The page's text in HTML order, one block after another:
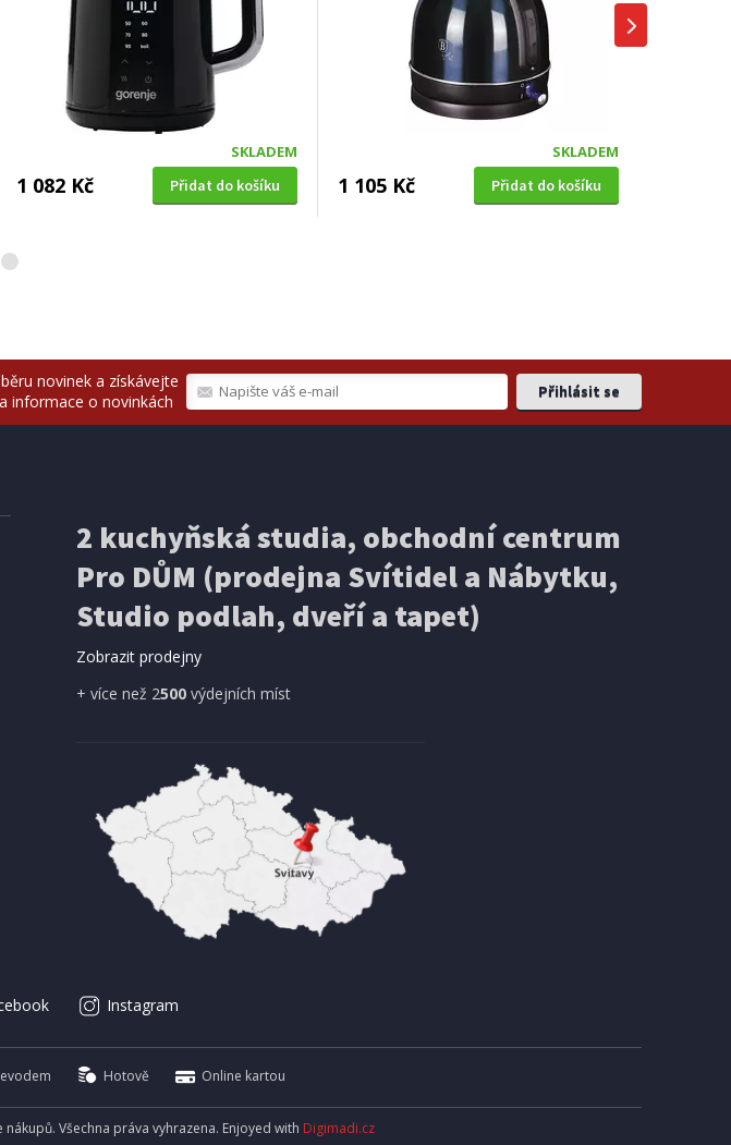
SKLADEM
1 082 Kč Přidat do košíku
SKLADEM
1 105 Kč Přidat do košíku
novinek a získávejte
informace o novinkách
2 kuchyňská studia, obchodní centrum
Pro DŮM (prodejna Svítidel a Nábytku,
Studio podlah, dveří a tapet)
Zobrazit prodejny
+ více než 2500výdejních míst
Instagram
Hotově Online kartou
Všechna práva vyhrazena. Enjoyed with Digimadi.cz